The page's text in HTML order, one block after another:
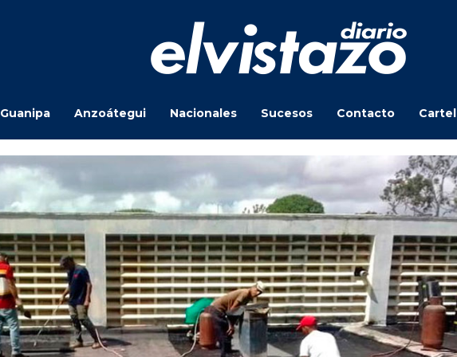
Guanipa Anzoátegui Nacionales Sucesos Contacto